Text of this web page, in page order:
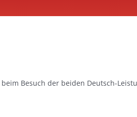
Besuch der beiden Deutsch-